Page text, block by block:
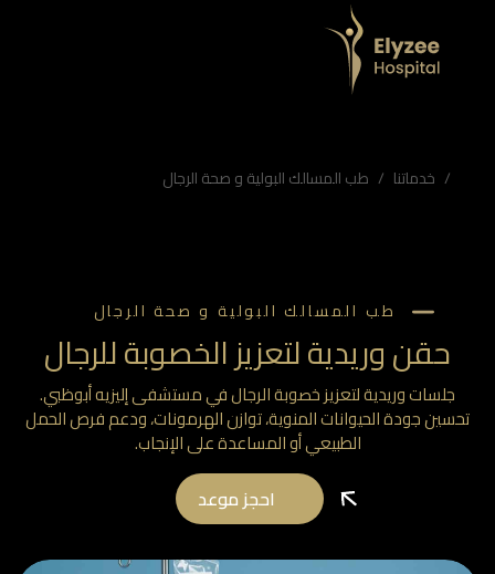
خدماتنا طب المسالك البولية و صحة الرجال
طب المسالك البولية و صحة الرجال
حقن وريدية لتعزيز الخصوبة للرجال
جلسات وريدية لتعزيز خصوبة الرجال في مستشفى إليزيه أبوظبي.
جودة الحيوانات المنوية، توازن الهرمونات، ودعم فرص الحمل
الطبيعي أو المساعدة على الإنجاب.
احجز موعد